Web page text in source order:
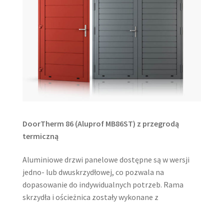
DoorTherm 86 (Aluprof MB86ST) z przegrodą
termiczną
Aluminiowe drzwi panelowe dostępne są w wersji
jedno- lub dwuskrzydłowej, co pozwala na
dopasowanie do indywidualnych potrzeb. Rama
skrzydła i ościeżnica zostały wykonane z